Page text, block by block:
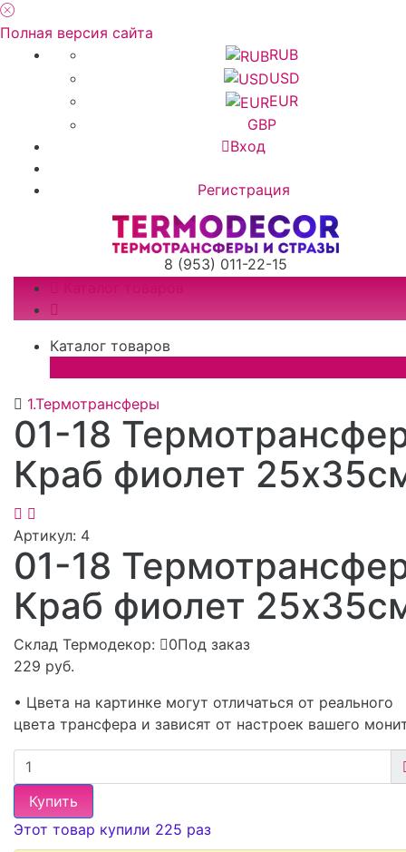
Полная версия сайта
RUB
USD
EUR
GBP
Вход
Регистрация
8 (953) 011-22-15
Каталог товаров
1.Термотрансферы
01-18
Краб фиолет
Артикул: 4
01-18
Краб фиолет
Склад Термодекор:
0Под заказ
229 руб.
• Цвета на картинке могут отличаться от реального
цвета трансфера и зависят от настроек вашего
Купить
Этот товар купили 225 раз